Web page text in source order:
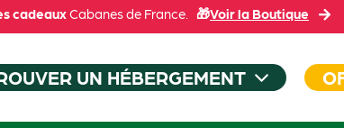
cadeauxCabanes de France. 🎁Voir la Boutique
UN HÉBERGEMENT